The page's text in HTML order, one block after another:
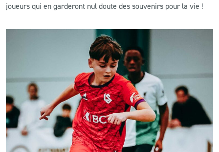
joueurs qui en garderont nul doute des souvenirs pour la vie !